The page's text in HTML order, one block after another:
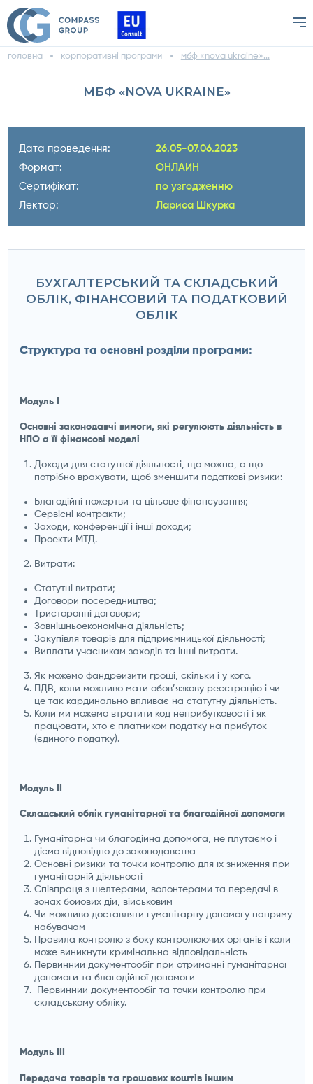
головна корпоративні програми мбф «nova ukraine»...
МБФ «NOVA UKRAINE»
Дата проведення: 26.05-07.06.2023
Сертифікат: по узгодженню
Формат: ОНЛАЙН
Лектор: Лариса Шкурка
БУХГАЛТЕРСЬКИЙ ТА СКЛАДСЬКИЙ
ОБЛІК, ФІНАНСОВИЙ ТА ПОДАТКОВИЙ
ОБЛІК
Структура та основні розділи програми:
Модуль І
Основні законодавчі вимоги, які регулюють діяльність в
НПО а її фінансові моделі
Доходи для статутної діяльності, що можна, а що
потрібно врахувати, щоб зменшити податкові ризики:
Благодійні пожертви та цільове фінансування;
Сервісні контракти;
Заходи, конференції і інші доходи;
Проекти МТД.
Витрати:
Статутні витрати;
Договори посередництва;
Тристоронні договори;
Зовнішньоекономічна діяльність;
Закупівля товарів для підприємницької діяльності;
Виплати учасникам заходів та інші витрати.
Як можемо фандрейзити гроші, скільки і у кого.
ПДВ, коли можливо мати обов’язкову реєстрацію і чи
це так кардинально впливає на статутну діяльність.
Коли ми можемо втратити код неприбутковості і як
працювати, хто є платником податку на прибуток
(єдиного податку).
Модуль ІІ
Складський облік гуманітарної та благодійної допомоги
Гуманітарна чи благодійна допомога, не плутаємо і
діємо відповідно до законодавства
Основні ризики та точки контролю для їх зниження при
гуманітарній діяльності
Співпраця з шелтерами, волонтерами та передачі в
зонах бойових дій, військовим
Чи можливо доставляти гуманітарну допомогу напряму
набувачам
Правила контролю з боку контролюючих органів і коли
може виникнути кримінальна відповідальність
Первинний документообіг при отриманні гуманітарної
допомоги та благодійної допомоги
Первинний документообіг та точки контролю при
складському обліку.
Модуль ІІІ
Передача товарів та грошових коштів іншим